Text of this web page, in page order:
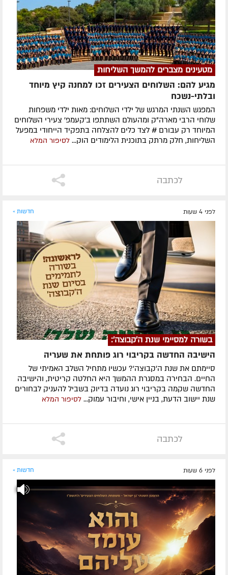
מטעינים מצברים להמשך השליחות
מגיע להם: השלוחים הצעירים זכו למחנה קיץ מיוחד
ובלתי-נשכח
המפגש השנתי המרגש של ילדי השלוחים: מאות ילדי משפחות
שלוחי הרבי מארה"ק ומהעולם השתתפו ב'קעמפ' צעירי השלוחים
המיוחד רק עבורם # לצד כלים להצלחה בתפקיד הייחודי במפעל
השליחות, חלק מרתק בתוכנית הלימודים הוק... לסיפור המלא
לכתבה
לפני 4 שעות חדשות »
בשורה למסיימי שנת ה'קבוצה':
הישיבה החדשה בקריבוי רוג פותחת את שעריה
סיימתם את שנת ה'קבוצה'? עכשיו מתחיל השלב האמיתי של
החיים. הבחירה במסגרת ההמשך היא החלטה קריטית, והישיבה
החדשה שקמה בקריבוי רוג נועדה בדיוק בשביל להעניק לבחורים
שנת יישוב הדעת, בניין אישי, וחיבור עמוק... לסיפור המלא
לכתבה
לפני 6 שעות חדשות »